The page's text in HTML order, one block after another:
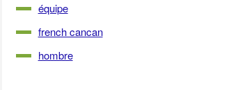
équipe
french cancan
hombre